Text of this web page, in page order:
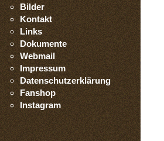
Bilder
Kontakt
Links
Dokumente
Webmail
Impressum
Datenschutzerklärung
Fanshop
Instagram